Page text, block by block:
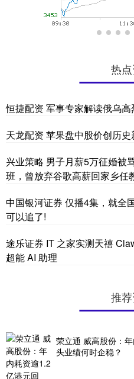
热
恒捷配资 军事专家解读俄乌
天龙配资 苹果盘中股价创历史
兴业策略 男子月薪5万征婚被
班，曾放弃谷歌高薪回家乡任
中国银河证券 仅播4集，就全
可以追了!
途乐证券 IT 之家实测天禧
超能 AI 助理
推
荣立通 威高股份：
头业绩何时企稳？